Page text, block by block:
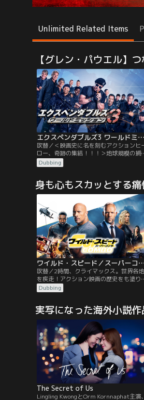
Unlimited Related Items
【グレン・パウエル】
エクスペンダブルズ3 ワールドミッション／吹替【S・スタローン＋J・ステイサム】
吹替／＜映画史に名を刻むアクションヒ
ロー、奇跡の集結！！！＞地球規模の捕
作戦、始動！最強の傭兵軍団“エクスペン
ブルズ”を率いるバーニーに下されたCIAの
つて共にエクスペンダブルズを結成した
間であり、現在は悪に染まった組織の大
ストーンバンクスの捕獲作戦だった…。
Dubbing
身も心もスカッとする
ワイルド・スピード／スーパーコンボ／吹替
吹替／2時間、クライマックス。世界各地
を疾走！アクション映画の歴史をも塗り
えるぶっちぎりのスケール感！ロサンゼル
スで娘と暮らす追跡のプロで元FBI特別捜
活を送る元MI6エージェントのデッカー
ド・ショウ。2人の元に、行方をくらませ
たMI6の女性エージェントのハッティを保
護して欲しいという政府の協力要請が入
る。
Dubbing
実写になった海外小説作
The Secret of Us
Lingling KwongとOrm Kornnaphat主演、